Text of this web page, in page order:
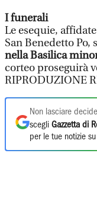
I funerali
Le esequie,
San Benedetto Po,
nella Basilica
corteo proseguirà
RIPRODUZIONE
Non lasciare
scegli Gazzetta di
per le tue notizie